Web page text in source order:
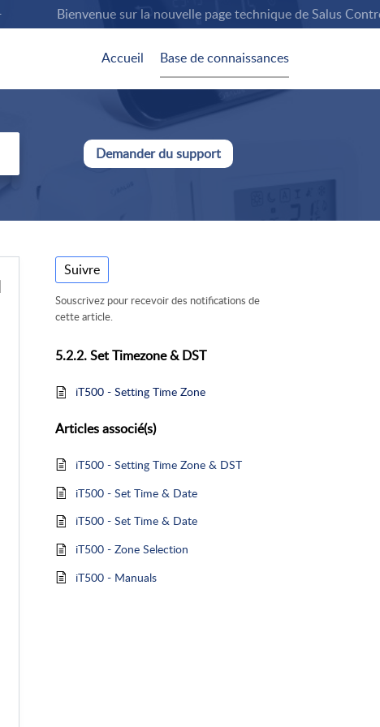
Bienvenue sur la nouvelle page technique de Salus
Accueil Base de connaissances
Demander du support
Suivre
Souscrivez pour recevoir des notifications de
cette article.
5.2.2. Set Timezone & DST
iT500 - Setting Time Zone
Articlesassocié(s)
iT500 - Setting Time Zone & DST
iT500 - Set Time & Date
iT500 - Set Time & Date
iT500 - Zone Selection
iT500 - Manuals